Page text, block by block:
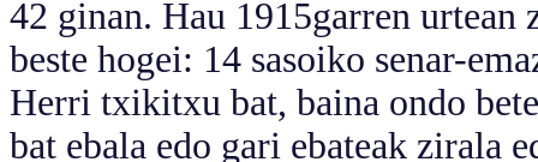
42 ginan. Hau 1915garren urtean
beste hogei: 14 sasoiko senar-
Herri txikitxu bat, baina ondo
bat ebala edo gari ebateak zirala